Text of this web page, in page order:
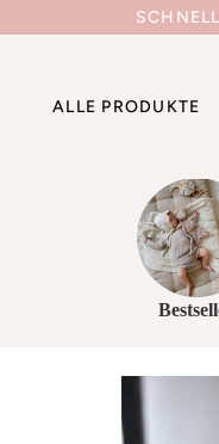
ALLE PRODUKTE